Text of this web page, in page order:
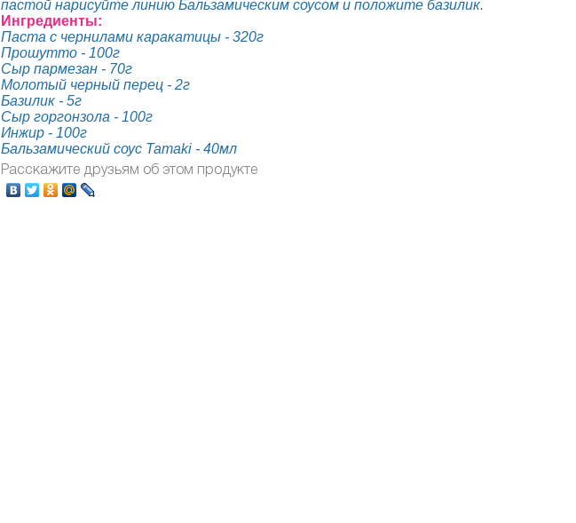
пастой нарисуйте линию Бальзамическим соусом и положите базилик.
Ингредиенты:
Паста с чернилами каракатицы - 320г
Прошутто - 100г
Сыр пармезан - 70г
Молотый черный перец - 2г
Базилик - 5г
Сыр горгонзола - 100г
Инжир - 100г
Бальзамический соус Tamaki - 40мл
Расскажите друзьям об этом продукте